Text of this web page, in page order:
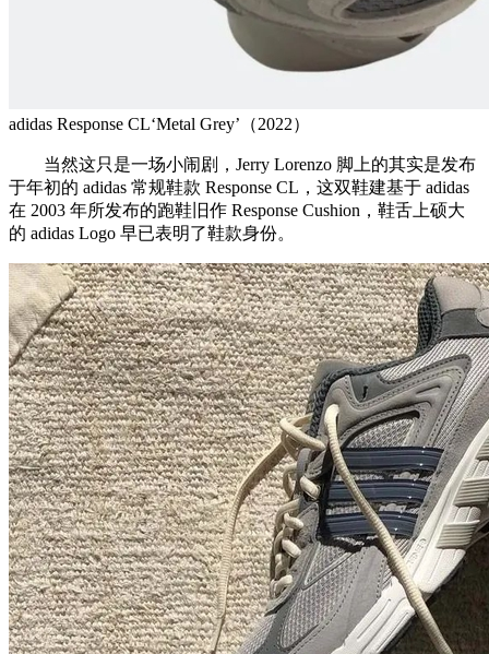
adidas Response CL‘Metal Grey’（2022）
当然这只是一场小闹剧，Jerry Lorenzo 脚上的其实是发布
于年初的 adidas 常规鞋款 Response CL，这双鞋建基于 adidas
在 2003 年所发布的跑鞋旧作 Response Cushion，鞋舌上硕大
的 adidas Logo 早已表明了鞋款身份。